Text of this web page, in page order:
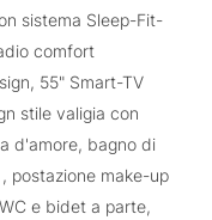
sistema Sleep-Fit-
comfort
55" Smart-TV
stile valigia con
d'amore, bagno di
postazione make-up
e bidet a parte,